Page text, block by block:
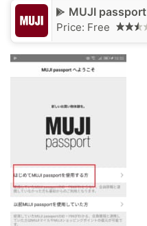
MUJI passport
Price: Free